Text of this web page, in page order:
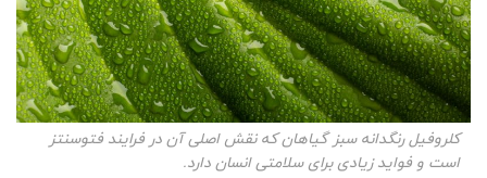
کلروفیل رنگدانه سبز گیاهان که نقش اصلی آن در فرایند فتوسنتز
است و فواید زیادی برای سلامتی انسان دارد.